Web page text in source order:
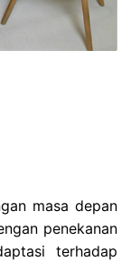
masa depan
penekanan
terhadap